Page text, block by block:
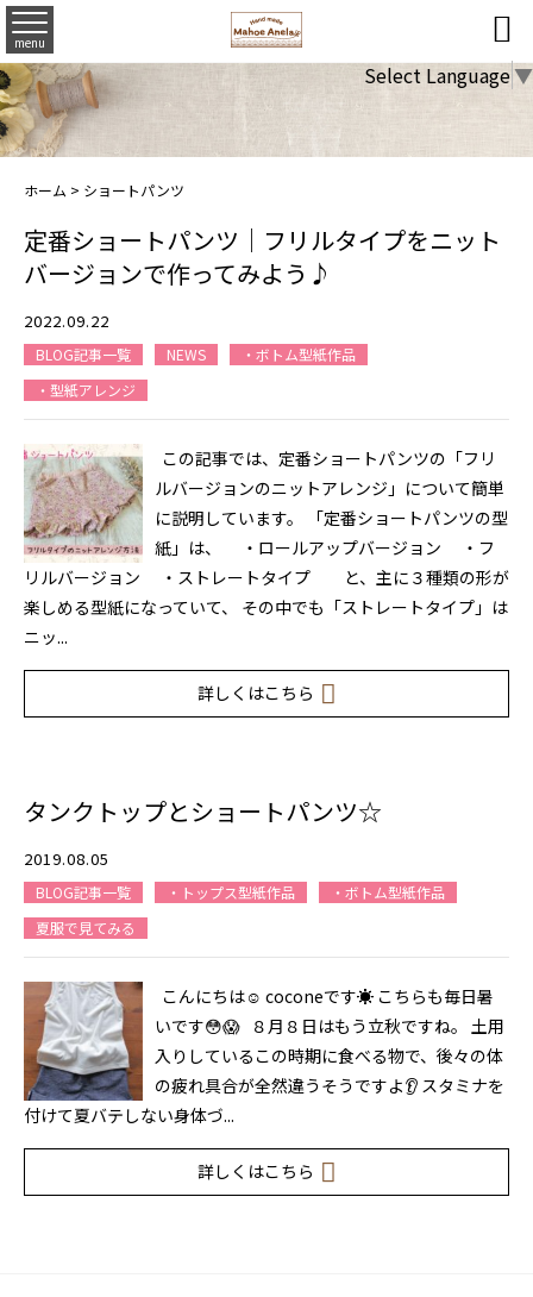
menu 
Select Language▼
ホーム > ショートパンツ
定番ショートパンツ｜フリルタイプをニット
バージョンで作ってみよう♪
2022.09.22
BLOG記事一覧 NEWS
・ボトム型紙作品
・型紙アレンジ
この記事では、定番ショートパンツの「フリ
ルバージョンのニットアレンジ」について簡単
に説明しています。 「定番ショートパンツの型
紙」は、 ・ロールアップバージョン ・フ
リルバージョン ・ストレートタイプ と、主に３種類の形が
楽しめる型紙になっていて、 その中でも「ストレートタイプ」は
ニッ...
詳しくはこちら
タンクトップとショートパンツ☆
2019.08.05
BLOG記事一覧 ・トップス型紙作品
・ボトム型紙作品
夏服で見てみる
こんにちは☺ coconeです☀ こちらも毎日暑
いです😳😱 ８月８日はもう立秋ですね。 土用
入りしているこの時期に食べる物で、後々の体
の疲れ具合が全然違うそうですよ👂 スタミナを
付けて夏バテしない身体づ...
詳しくはこちら